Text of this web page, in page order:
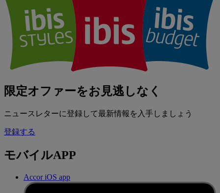
限定オファーをお見逃しなく
ニュースレターに登録して最新情報を入手しましょう
登録する
モバイルAPP
Accor iOS app